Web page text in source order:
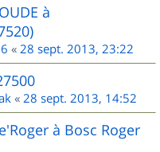
à
« 28 sept. 2013, 23:22
« 28 sept. 2013, 14:52
à Bosc Roger